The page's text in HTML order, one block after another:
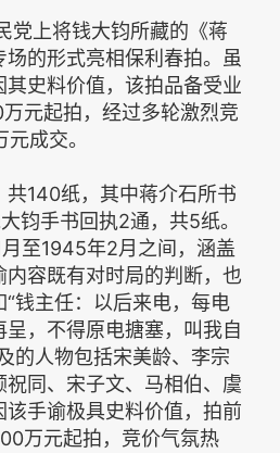
党上将钱大钧所藏的《蒋
的形式亮相保利春拍。虽
史料价值，该拍品备受业
元起拍，经过多轮激烈竞
成交。
共140纸，其中蒋介石所书
钧手书回执2通，共5纸。
至1945年2月之间，涵盖
容既有对时局的判断，也
钱主任：以后来电，每电
，不得原电搪塞，叫我自
的人物包括宋美龄、李宗
同、宋子文、马相伯、虞
手谕极具史料价值，拍前
万元起拍，竞价气氛热